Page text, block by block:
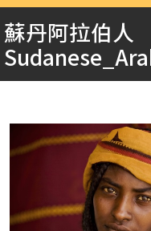
蘇丹阿拉伯人